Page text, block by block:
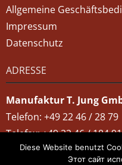
Allgemeine
Impressum
Datenschutz
ADRESSE
Manufaktur T. Jung
Telefon: +49 22 46 / 28 79
Telefax: +49 22 46 / 184 91
Am alten Garten 7 ·
Diese Website benutzt
Этот сайт